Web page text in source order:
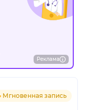
Реклама
Мгновенная запись